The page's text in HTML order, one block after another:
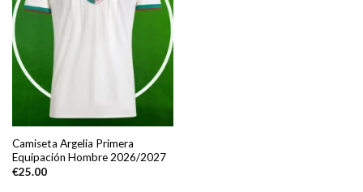
Camiseta Argelia Primera
Equipación Hombre 2026/2027
€25.00